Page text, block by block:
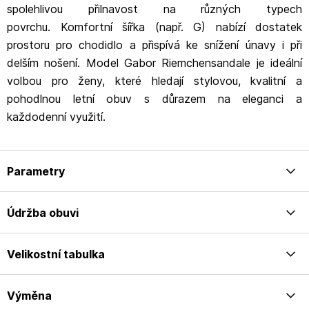
spolehlivou přilnavost na různých typech
povrchu. Komfortní šířka (např. G) nabízí dostatek
prostoru pro chodidlo a přispívá ke snížení únavy i při
delším nošení. Model Gabor Riemchensandale je ideální
volbou pro ženy, které hledají stylovou, kvalitní a
pohodlnou letní obuv s důrazem na eleganci a
každodenní využití.
Parametry
Údržba obuvi
Velikostní tabulka
Výměna